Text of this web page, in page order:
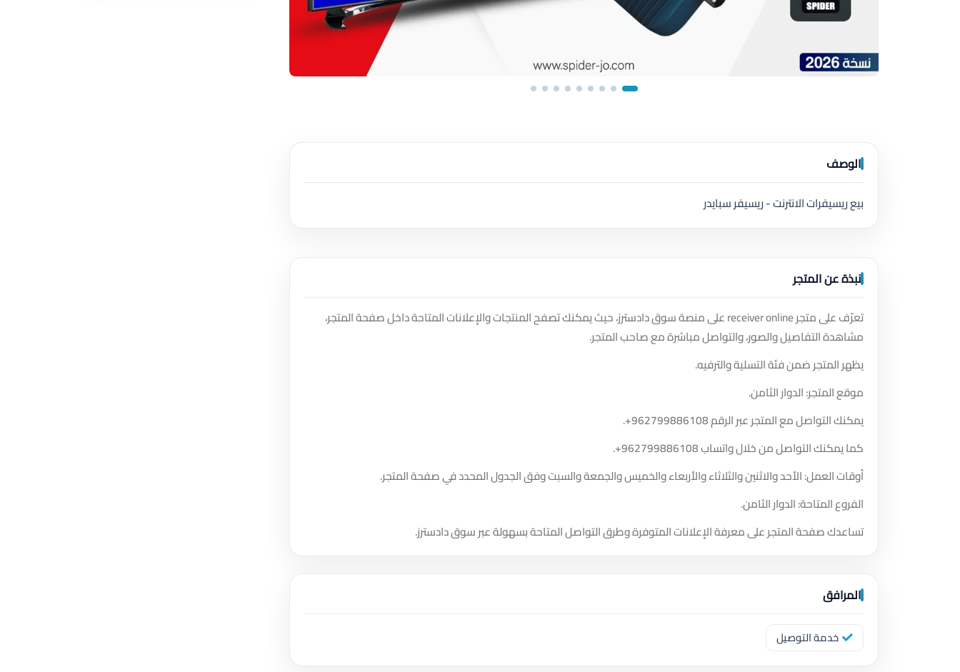
الوصف
بيع ريسيفرات الانترنت - ريسيفر سبايدر
نبذة عن المتجر
تعرّف على متجر receiver online على منصة سوق دادسترز، حيث يمكنك تصفح المنتجات والإعلانات المتاحة داخل صفحة المتجر،
مشاهدة التفاصيل والصور، والتواصل مباشرة مع صاحب المتجر.
يظهر المتجر ضمن فئة التسلية والترفيه.
موقع المتجر: الدوار الثامن.
يمكنك التواصل مع المتجر عبر الرقم+962799886108
.
كما يمكنك التواصل من خلال واتساب+962799886108
.
أوقات العمل: الأحد والاثنين والثلاثاء والأربعاء والخميس والجمعة والسبت وفق الجدول المحدد في صفحة المتجر.
الفروع المتاحة: الدوار الثامن.
تساعدك صفحة المتجر على معرفة الإعلانات المتوفرة وطرق التواصل المتاحة بسهولة عبر سوق دادسترز.
المرافق
خدمة التوصيل